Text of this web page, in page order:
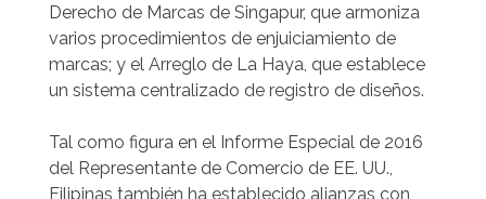
Derecho de Marcas de Singapur, que armoniza
varios procedimientos de enjuiciamiento de
marcas; y el Arreglo de La Haya, que establece
un sistema centralizado de registro de diseños.
Tal como figura en el Informe Especial de 2016
del Representante de Comercio de EE. UU.,
Filipinas también ha establecido alianzas con